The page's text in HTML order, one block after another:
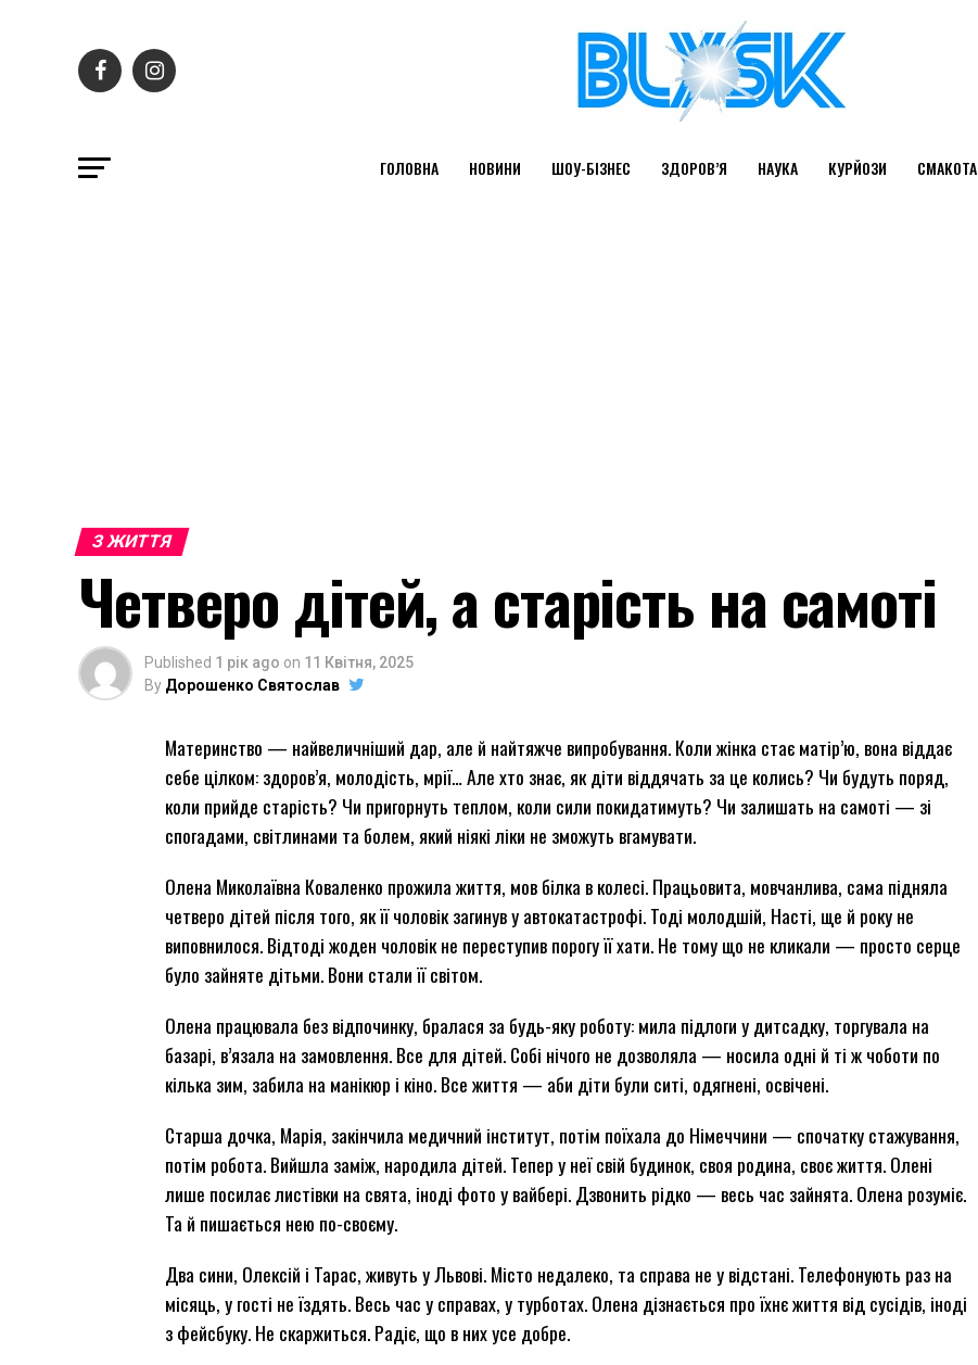
ГОЛОВНА НОВИНИ ШОУ-БІЗНЕС ЗДОРОВ’Я НАУКА КУРЙОЗИ СМАКОТА
З ЖИТТЯ
Четверо дітей, а старість на самоті
Published 1 рік ago on 11 Квітня, 2025
By Дорошенко Святослав
Материнство — найвеличніший дар, але й найтяжче випробування. Коли жінка стає матір’ю, вона віддає
себе цілком: здоров’я, молодість, мрії… Але хто знає, як діти віддячать за це колись? Чи будуть поряд,
коли прийде старість? Чи пригорнуть теплом, коли сили покидатимуть? Чи залишать на самоті — зі
спогадами, світлинами та болем, який ніякі ліки не зможуть вгамувати.
Олена Миколаївна Коваленко прожила життя, мов білка в колесі. Працьовита, мовчанлива, сама підняла
четверо дітей після того, як її чоловік загинув у автокатастрофі. Тоді молодшій, Насті, ще й року не
виповнилося. Відтоді жоден чоловік не переступив порогу її хати. Не тому що не кликали — просто серце
було зайняте дітьми. Вони стали її світом.
Олена працювала без відпочинку, бралася за будь-яку роботу: мила підлоги у дитсадку, торгувала на
базарі, в’язала на замовлення. Все для дітей. Собі нічого не дозволяла — носила одні й ті ж чоботи по
кілька зим, забила на манікюр і кіно. Все життя — аби діти були ситі, одягнені, освічені.
Старша дочка, Марія, закінчила медичний інститут, потім поїхала до Німеччини — спочатку стажування,
потім робота. Вийшла заміж, народила дітей. Тепер у неї свій будинок, своя родина, своє життя. Олені
лише посилає листівки на свята, іноді фото у вайбері. Дзвонить рідко — весь час зайнята. Олена розуміє.
Та й пишається нею по-своєму.
Два сини, Олексій і Тарас, живуть у Львові. Місто недалеко, та справа не у відстані. Телефонують раз на
місяць, у гості не їздять. Весь час у справах, у турботах. Олена дізнається про їхнє життя від сусідів, іноді
з фейсбуку. Не скаржиться. Радіє, що в них усе добре.